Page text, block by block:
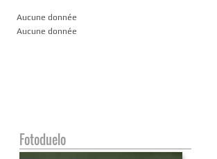
Aucune donnée
Aucune donnée
Fotoduelo